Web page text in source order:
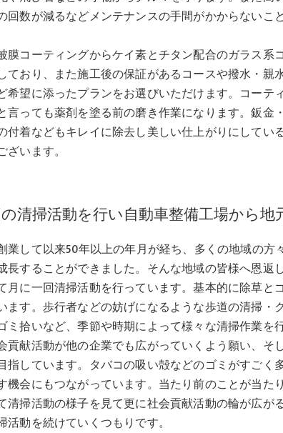
回数が減るなどメンテナンスの手間がかからないこ
膜コーティングからケイ素とチタン配合のガラス系
ており、また施工後の保証があるコースや撥水・親
希望に添ったプランをお選びいただけます。コーテ
言っても薬剤を塗る前の磨き作業になります。鈑金
付着などもキレイに除去し美しい仕上がりにしてい
います。
清掃活動を行い自動車整備工場から地
業して以来50年以上の年月が経ち、多くの地域の方
長することができました。そんな地域の皆様へ恩返
月に一回清掃活動を行っています。基本的に除草と
ます。歩行者などの妨げになるような歩道の清掃・
ミ拾いなど、季節や時期によって様々な清掃作業を
貢献活動が他の企業でも広がっていくよう願い、そ
指しています。タバコの吸い殻などのゴミがすごく
機会にもつながっています。当たり前のことが当た
清掃活動の様子を見て更に社会貢献活動の輪が広が
活動を続けていくつもりです。